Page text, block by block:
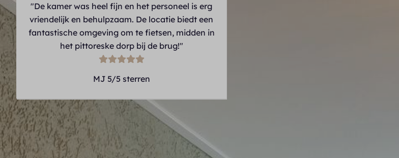
"De kamer was heel fijn en het personeel is erg
vriendelijk en behulpzaam. De locatie biedt een
fantastische omgeving om te fietsen, midden in
het pittoreske dorp bij de brug!"
MJ 5/5 sterren